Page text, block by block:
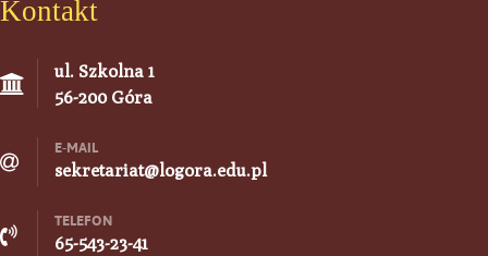
Kontakt
ul. Szkolna 1
56-200 Góra
E-MAIL
sekretariat@logora.edu.pl
TELEFON
65-543-23-41